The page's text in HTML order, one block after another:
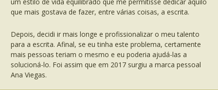
que mais gostava de fazer, entre várias coisas, a escrita.
Depois, decidi ir mais longe e profissionalizar o meu talento
para a escrita. Afinal, se eu tinha este problema, certamente
mais pessoas teriam o mesmo e eu poderia ajudá-las a
solucioná-lo. Foi assim que em 2017 surgiu a marca pessoal
Ana Viegas.